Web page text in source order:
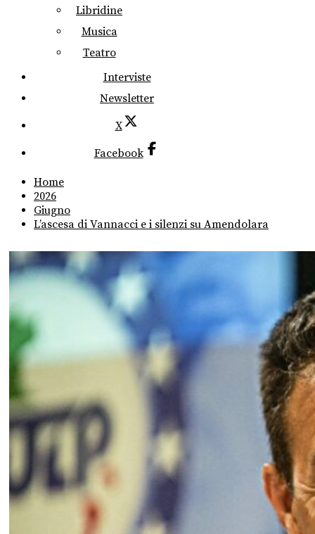
Libridine
Musica
Teatro
Interviste
Newsletter
X
Facebook
Home
2026
Giugno
L’ascesa di Vannacci e i silenzi su Amendolara